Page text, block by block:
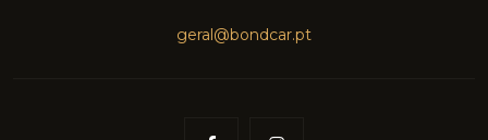
geral@bondcar.pt